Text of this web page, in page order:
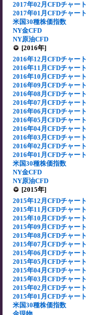
2017年02月CFDチャート
2017年01月CFDチャート
米国30種株価指数
NY金CFD
NY原油CFD
[2016年]
2016年12月CFDチャート
2016年11月CFDチャート
2016年10月CFDチャート
2016年09月CFDチャート
2016年08月CFDチャート
2016年07月CFDチャート
2016年06月CFDチャート
2016年05月CFDチャート
2016年04月CFDチャート
2016年03月CFDチャート
2016年02月CFDチャート
2016年01月CFDチャート
米国30種株価指数
NY金CFD
NY原油CFD
[2015年]
2015年12月CFDチャート
2015年11月CFDチャート
2015年10月CFDチャート
2015年09月CFDチャート
2015年08月CFDチャート
2015年07月CFDチャート
2015年06月CFDチャート
2015年05月CFDチャート
2015年04月CFDチャート
2015年03月CFDチャート
2015年02月CFDチャート
2015年01月CFDチャート
米国30種株価指数